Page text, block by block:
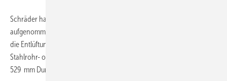
Schräder hat verschiedene Dachventilator-Modelle in sein Programm
aufgenommen. Sie eignen sich für größere Abgasanlagen, Grills und
die Entlüftung. Die runden Modelle HR für die Installation auf
Stahlrohr- oder Edelstahlschornsteinen werden zwischen 315 und
529 mm Durchmesser geliefert.